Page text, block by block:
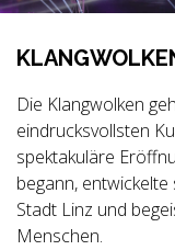
Die Klangwolken
eindrucksvollsten
spektakuläre
begann,
Stadt Linz und
Menschen.